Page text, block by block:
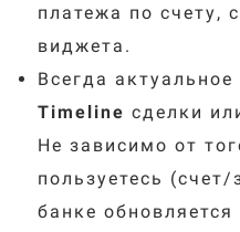
платежа по счету,
виджета.
Всегда
Timeline сделки
Не зависимо от
пользуетесь
банке